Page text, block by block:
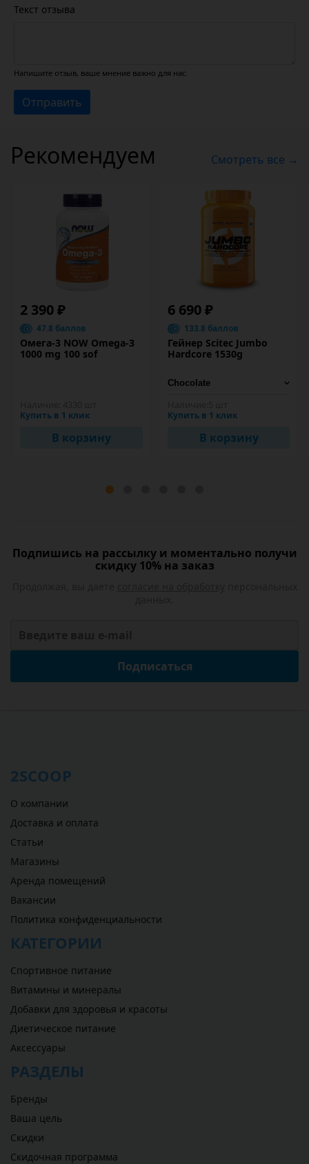
Текст отзыва
Напишите отзыв, ваше мнение важно для нас.
Отправить
Рекомендуем Смотреть все →
2 390 ₽
47.8 баллов
Омега-3 NOW Omega-3
1000 mg 100 sof
Купить в 1 клик
В корзину
6 690 ₽
133.8 баллов
Гейнер Scitec Jumbo
Hardcore 1530g
Купить в 1 клик
В корзину
Подпишись на рассылку и моментально получи
скидку 10% на заказ
Подписаться
2SCOOP
О компании
Доставка и оплата
Статьи
Магазины
Аренда помещений
Вакансии
Политика конфиденциальности
КАТЕГОРИИ
Спортивное питание
Витамины и минералы
Добавки для здоровья и красоты
Диетическое питание
Аксессуары
РАЗДЕЛЫ
Бренды
Ваша цель
Скидки
Скидочная программа